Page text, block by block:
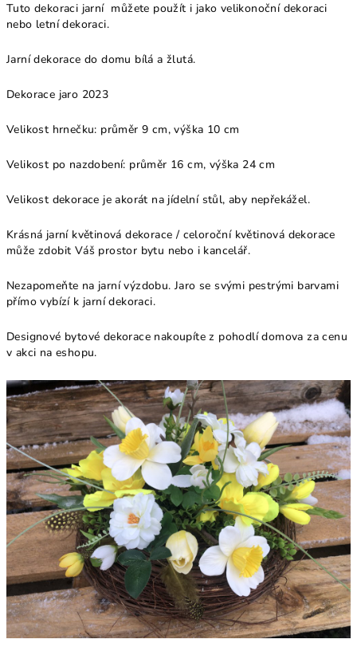
Tuto dekoraci jarní můžete použít i jako velikonoční dekoraci
nebo letní dekoraci.
Jarní dekorace do domu bílá a žlutá.
Dekorace jaro 2023
Velikost hrnečku: průměr 9 cm, výška 10 cm
Velikost po nazdobení: průměr 16 cm, výška 24 cm
Velikost dekorace je akorát na jídelní stůl, aby nepřekážel.
Krásná jarní květinová dekorace / celoroční květinová dekorace
může zdobit Váš prostor bytu nebo i kancelář.
Nezapomeňte na jarní výzdobu. Jaro se svými pestrými barvami
přímo vybízí k jarní dekoraci.
Designové bytové dekorace nakoupíte z pohodlí domova za cenu
v akci na eshopu.